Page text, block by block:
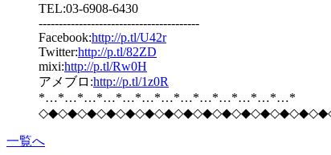
TEL:03-6908-6430
----------------------------------------
Facebook:http://p.tl/U42r
Twitter:http://p.tl/82ZD
mixi:http://p.tl/Rw0H
アメブロ:http://p.tl/1z0R
*…*…*…*…*…*…*…*…*…*…*…*…*…*
一覧へ